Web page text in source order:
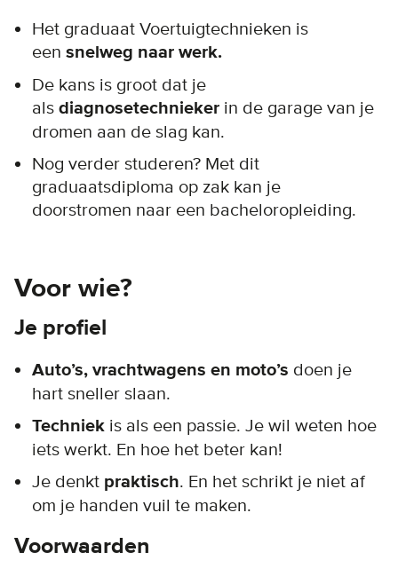
Het graduaat Voertuigtechnieken is
een snelweg naar werk.
De kans is groot dat je
als diagnosetechnieker in de garage van je
dromen aan de slag kan.
Nog verder studeren? Met dit
graduaatsdiploma op zak kan je
doorstromen naar een bacheloropleiding.
Voor wie?
Je profiel
Auto’s, vrachtwagens en moto’s doen je
hart sneller slaan.
Techniek is als een passie. Je wil weten hoe
iets werkt. En hoe het beter kan!
Je denkt praktisch. En het schrikt je niet af
om je handen vuil te maken.
Voorwaarden